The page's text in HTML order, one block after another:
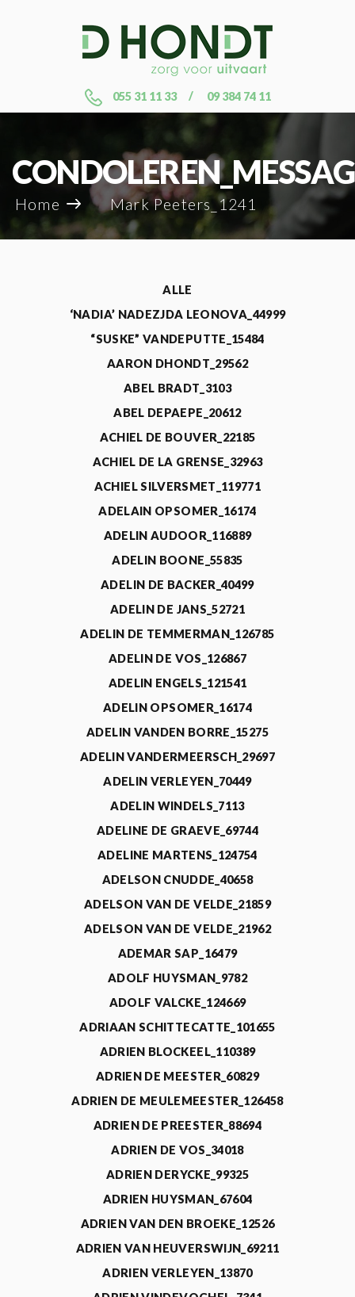
055 31 11 33 09 384 74 11
Home Mark Peeters_1241
ALLE
‘NADIA’ NADEZJDA LEONOVA_44999
“SUSKE” VANDEPUTTE_15484
AARON DHONDT_29562
ABEL BRADT_3103
ABEL DEPAEPE_20612
ACHIEL DE BOUVER_22185
ACHIEL DE LA GRENSE_32963
ACHIEL SILVERSMET_119771
ADELAIN OPSOMER_16174
ADELIN AUDOOR_116889
ADELIN BOONE_55835
ADELIN DE BACKER_40499
ADELIN DE JANS_52721
ADELIN DE TEMMERMAN_126785
ADELIN DE VOS_126867
ADELIN ENGELS_121541
ADELIN OPSOMER_16174
ADELIN VANDEN BORRE_15275
ADELIN VANDERMEERSCH_29697
ADELIN VERLEYEN_70449
ADELIN WINDELS_7113
ADELINE DE GRAEVE_69744
ADELINE MARTENS_124754
ADELSON CNUDDE_40658
ADELSON VAN DE VELDE_21859
ADELSON VAN DE VELDE_21962
ADEMAR SAP_16479
ADOLF HUYSMAN_9782
ADOLF VALCKE_124669
ADRIAAN SCHITTECATTE_101655
ADRIEN BLOCKEEL_110389
ADRIEN DE MEESTER_60829
ADRIEN DE MEULEMEESTER_126458
ADRIEN DE PREESTER_88694
ADRIEN DE VOS_34018
ADRIEN DERYCKE_99325
ADRIEN HUYSMAN_67604
ADRIEN VAN DEN BROEKE_12526
ADRIEN VAN HEUVERSWIJN_69211
ADRIEN VERLEYEN_13870